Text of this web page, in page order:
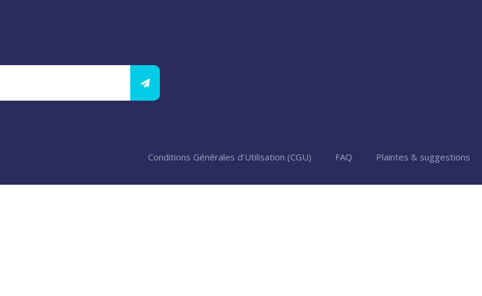
Conditions Générales d’Utilisation (CGU) FAQ Plaintes & suggestions